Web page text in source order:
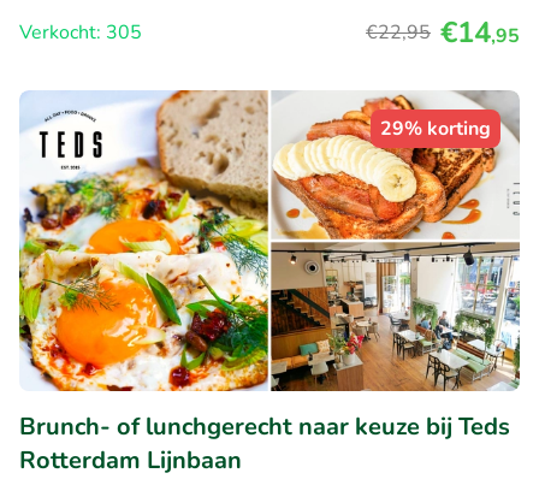
Verkocht: 305
€22,95 €14,95
29% korting
Brunch- of lunchgerecht naar keuze bij Teds
Rotterdam Lijnbaan